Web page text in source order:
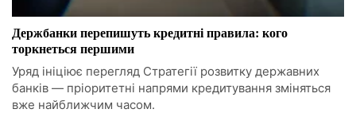
Держбанки перепишуть кредитні правила: кого
торкнеться першими
Уряд ініціює перегляд Стратегії розвитку державних
банків — пріоритетні напрями кредитування зміняться
вже найближчим часом.